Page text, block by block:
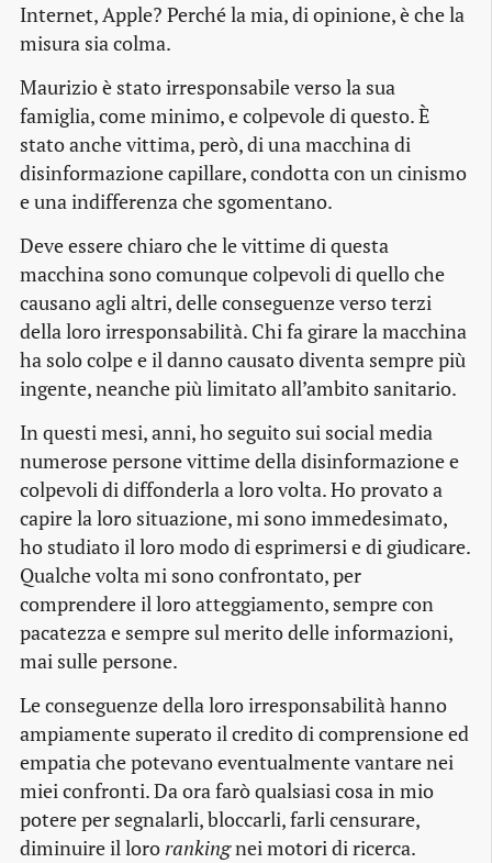
Internet, Apple? Perché la mia, di opinione, è che la
misura sia colma.
Maurizio è stato irresponsabile verso la sua
famiglia, come minimo, e colpevole di questo. È
stato anche vittima, però, di una macchina di
disinformazione capillare, condotta con un cinismo
e una indifferenza che sgomentano.
Deve essere chiaro che le vittime di questa
macchina sono comunque colpevoli di quello che
causano agli altri, delle conseguenze verso terzi
della loro irresponsabilità. Chi fa girare la macchina
ha solo colpe e il danno causato diventa sempre più
ingente, neanche più limitato all’ambito sanitario.
In questi mesi, anni, ho seguito sui social media
numerose persone vittime della disinformazione e
colpevoli di diffonderla a loro volta. Ho provato a
capire la loro situazione, mi sono immedesimato,
ho studiato il loro modo di esprimersi e di giudicare.
Qualche volta mi sono confrontato, per
comprendere il loro atteggiamento, sempre con
pacatezza e sempre sul merito delle informazioni,
mai sulle persone.
Le conseguenze della loro irresponsabilità hanno
ampiamente superato il credito di comprensione ed
empatia che potevano eventualmente vantare nei
miei confronti. Da ora farò qualsiasi cosa in mio
potere per segnalarli, bloccarli, farli censurare,
diminuire il lororankingnei motori di ricerca.